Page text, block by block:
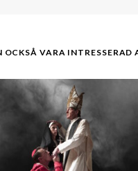
OCKSÅ VARA INTRESSERAD